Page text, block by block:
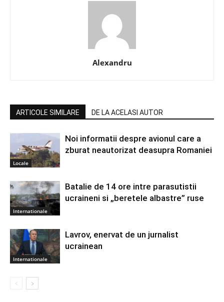
Alexandru
ARTICOLE SIMILARE DE LA ACELASI AUTOR
Locale
Noi informatii despre avionul care a
zburat neautorizat deasupra Romaniei
Internationale
Batalie de 14 ore intre parasutistii
ucraineni si „beretele albastre” ruse
Internationale
Lavrov, enervat de un jurnalist
ucrainean